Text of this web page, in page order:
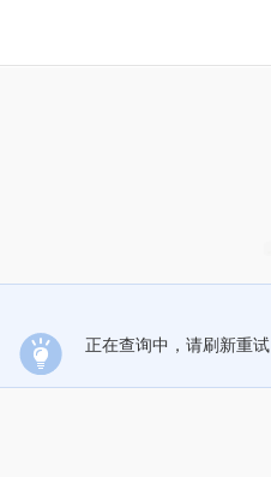
正在查询中，请刷新重试